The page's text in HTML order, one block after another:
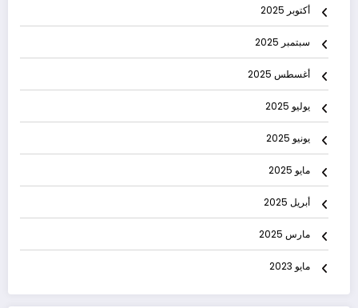
أكتوبر 2025
سبتمبر 2025
أغسطس 2025
يوليو 2025
يونيو 2025
مايو 2025
أبريل 2025
مارس 2025
مايو 2023